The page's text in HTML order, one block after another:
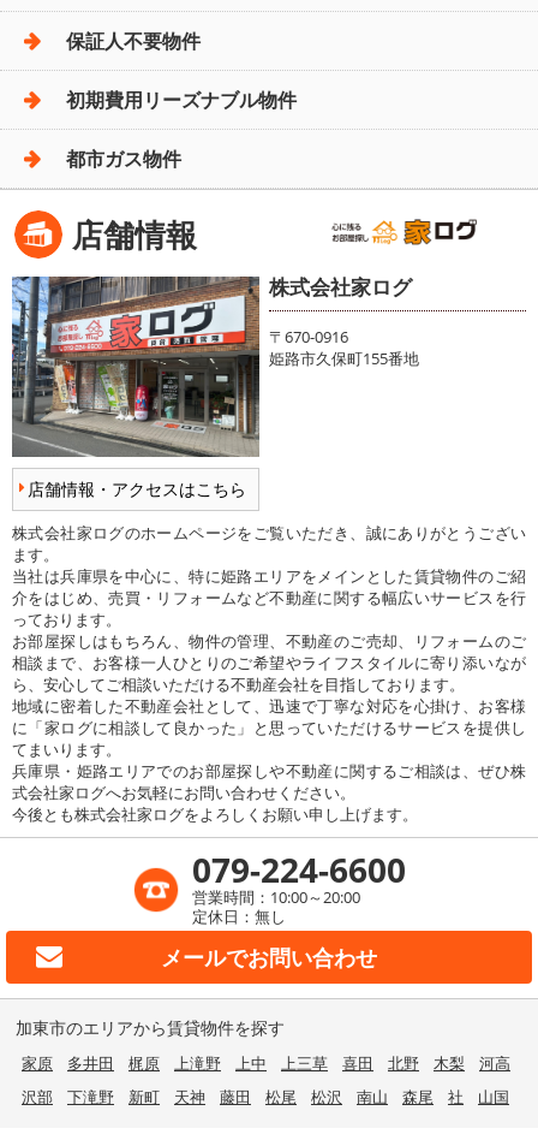
保証人不要物件
初期費用リーズナブル物件
都市ガス物件
店舗情報
店舗情報・アクセスはこちら
株式会社家ログ
〒670-0916
姫路市久保町155番地
株式会社家ログのホームページをご覧いただき、誠にありがとうござい
ます。
当社は兵庫県を中心に、特に姫路エリアをメインとした賃貸物件のご紹
介をはじめ、売買・リフォームなど不動産に関する幅広いサービスを行
っております。
お部屋探しはもちろん、物件の管理、不動産のご売却、リフォームのご
相談まで、お客様一人ひとりのご希望やライフスタイルに寄り添いなが
ら、安心してご相談いただける不動産会社を目指しております。
地域に密着した不動産会社として、迅速で丁寧な対応を心掛け、お客様
に「家ログに相談して良かった」と思っていただけるサービスを提供し
てまいります。
兵庫県・姫路エリアでのお部屋探しや不動産に関するご相談は、ぜひ株
式会社家ログへお気軽にお問い合わせください。
今後とも株式会社家ログをよろしくお願い申し上げます。
079-224-6600
営業時間：10:00～20:00
定休日：無し
メールでお問い合わせ
加東市のエリアから賃貸物件を探す
家原 多井田 梶原 上滝野 上中 上三草 喜田 北野 木梨
河高
沢部
下滝野 新町 天神 藤田 松尾 松沢 南山 森尾 社 山国